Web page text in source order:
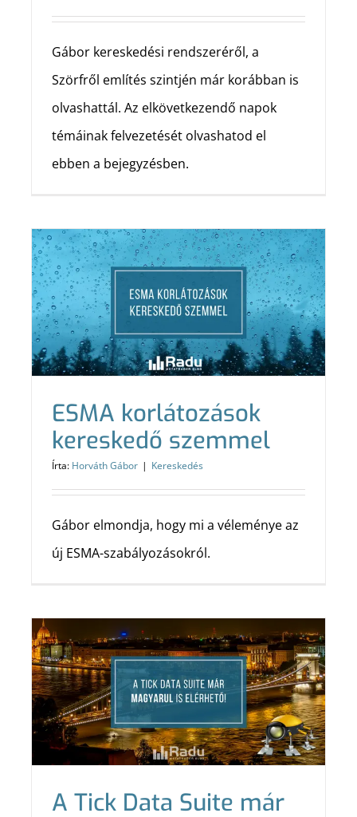
Gábor kereskedési rendszeréről, a
Szörfről említés szintjén már korábban is
olvashattál. Az elkövetkezendő napok
témáinak felvezetését olvashatod el
ebben a bejegyzésben.
ESMA korlátozások
kereskedő szemmel
Írta: Horváth Gábor | Kereskedés
Gábor elmondja, hogy mi a véleménye az
új ESMA-szabályozásokról.
A Tick Data Suite már